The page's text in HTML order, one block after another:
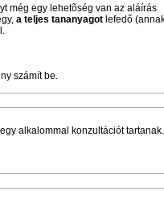
még egy lehetõség van az aláírás
a teljes tananyagot lefedő
számít be.
alkalommal konzultációt